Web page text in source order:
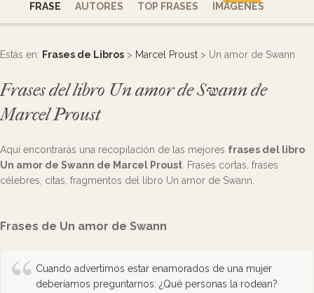
FRASE
AUTORES TOP FRASES IMÁGENES
Estás en: Frases de Libros > Marcel Proust > Un amor de Swann
Frases del libro Un amor de Swann de
Marcel Proust
Aquí encontrarás una recopilación de las mejores frases del libro
Un amor de Swann de Marcel Proust . Frases cortas, frases
célebres, citas, fragmentos del libro Un amor de Swann.
Frases de Un amor de Swann
Cuando advertimos estar enamorados de una mujer
deberíamos preguntarnos: ¿Qué personas la rodean?